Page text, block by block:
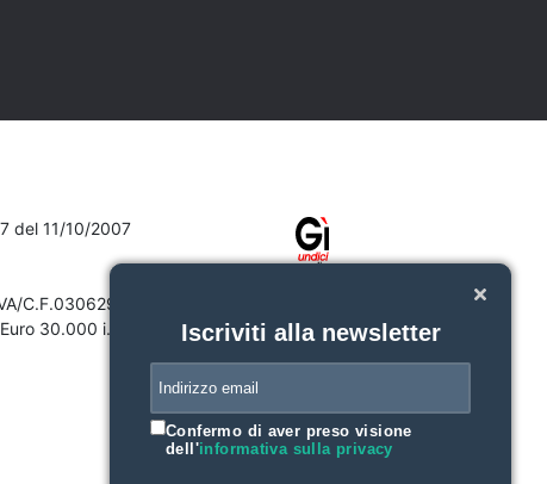
del 11/10/2007
C.F.03062910132
30.000 i.v.
Iscriviti alla newsletter
Confermo di aver preso visione
dell'informativa sulla privacy